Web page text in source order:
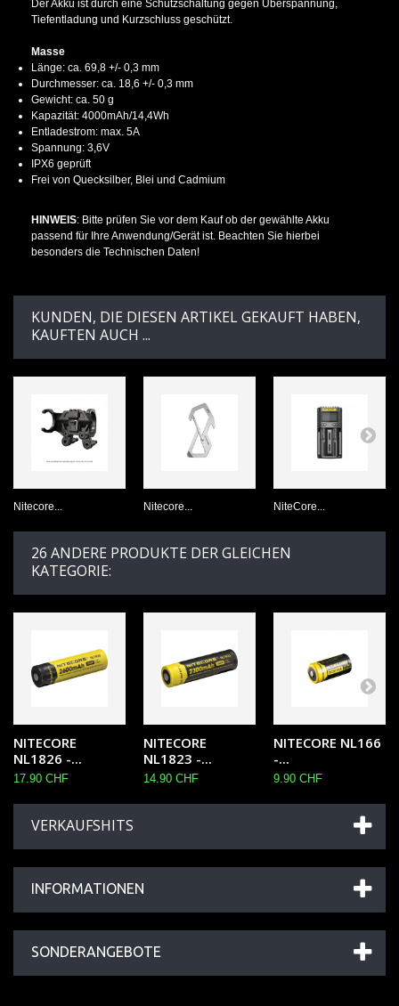
Der Akku ist durch eine Schutzschaltung gegen Überspannung,
Tiefentladung und Kurzschluss geschützt.
Masse
Länge: ca. 69,8 +/- 0,3 mm
Durchmesser: ca. 18,6 +/- 0,3 mm
Gewicht: ca. 50 g
Kapazität: 4000mAh/14,4Wh
Entladestrom: max. 5A
Spannung: 3,6V
IPX6 geprüft
Frei von Quecksilber, Blei und Cadmium
HINWEIS: Bitte prüfen Sie vor dem Kauf ob der gewählte Akku
passend für Ihre Anwendung/Gerät ist. Beachten Sie hierbei
besonders die Technischen Daten!
KUNDEN, DIE DIESEN ARTIKEL GEKAUFT HABEN,
KAUFTEN AUCH ...
Nitecore... Nitecore... NiteCore...
26 ANDERE PRODUKTE DER GLEICHEN
KATEGORIE:
NITECORE
NL1826 -...
17.90 CHF
NITECORE
NL1823 -...
14.90 CHF
NITECORE NL166
-...
9.90 CHF
VERKAUFSHITS
INFORMATIONEN
SONDERANGEBOTE